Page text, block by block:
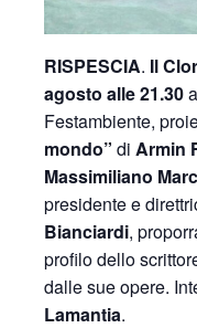
RISPESCIA. Il
agosto alle 21.30
Festambiente,
mondo” di Armin
Massimiliano
presidente e
Bianciardi,
profilo dello
dalle sue opere.
Lamantia.